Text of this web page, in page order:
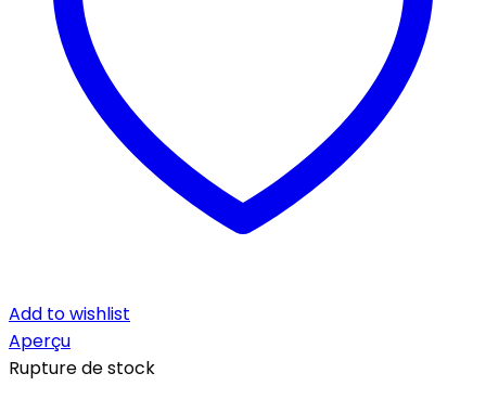
Add to wishlist
Aperçu
Rupture de stock